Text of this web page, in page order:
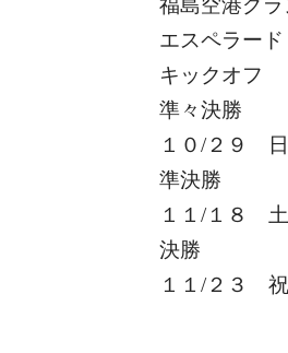
福島空港グ
エスペラー
キックオフ
準々決勝
１０/２９
準決勝
１１/１８
決勝
１１/２３